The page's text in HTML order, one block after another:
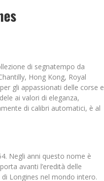
di segnatempo da
Hong Kong, Royal
gli appassionati delle corse e
ai valori di eleganza,
di calibri automatici, è al
Negli anni questo nome è
avanti l’eredità delle
di Longines nel mondo intero.